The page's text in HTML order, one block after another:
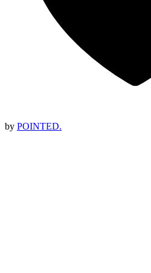
by POINTED.